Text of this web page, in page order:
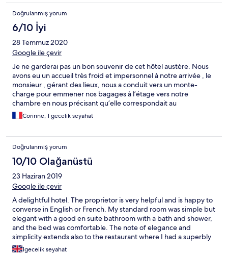
Doğrulanmış yorum
6/10 İyi
28 Temmuz 2020
Google ile çevir
Je ne garderai pas un bon souvenir de cet hôtel austère. Nous
avons eu un accueil très froid et impersonnel à notre arrivée , le
monsieur , gérant des lieux, nous a conduit vers un monte-
charge pour emmener nos bagages à l’étage vers notre
chambre en nous précisant qu’elle correspondait au
surclassement demandé , la chambre était propre et bien
meublée, spacieuse, mais la fenêtre ne pouvait pas s’ouvrir sur la
ne nous a pas proposé d ´ouvrir la fenêtre ( à cause du COVID )
et il est parti fâché car je lui ai demandé de changer de
chambre! et lui ai fait quelques remarques . Heureusement le
lendemain nous avons apprécié le petit déjeuner copieux et
qualitatif et la gentillesse de la serveuse, servi dans un très joli
jardin avec de grands arbres. A notre départ nous avons
avons eu de belles informations sur le lieu, château chargé
d’histoire...
Corinne, 1 gecelik seyahat
Doğrulanmış yorum
10/10 Olağanüstü
23 Haziran 2019
Google ile çevir
A delightful hotel. The proprietor is very helpful and is happy to
converse in English or French. My standard room was simple but
elegant with a good en suite bathroom with a bath and shower,
and the bed was comfortable. The note of elegance and
simplicity extends also to the restaurant where I had a superbly
cooked and presented meal. Breakfast was outstanding.
1gecelik seyahat